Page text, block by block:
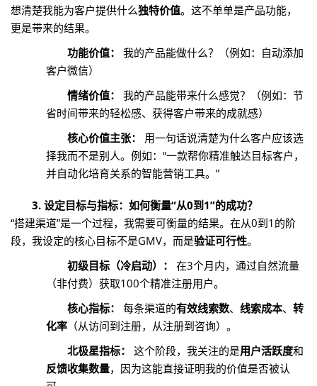
想清楚我能为客户提供什么独特价值。这不单单是产品功能，
更是带来的结果。
功能价值：
我的产品能做什么？（例如：自动添加
客户微信）
情绪价值：
我的产品能带来什么感觉？（例如：节
省时间带来的轻松感、获得客户带来的成就感）
核心价值主张：
用一句话说清楚为什么客户应该选
择我而不是别人。例如：“一款帮你精准触达目标客户，
并自动化培育关系的智能营销工具。”
3. 设定目标与指标：如何衡量“从0到1”的成功？
“搭建渠道”是一个过程，我需要可衡量的结果。在从0到1的阶
段，我设定的核心目标不是GMV，而是验证可行性。
初级目标（冷启动）：
在3个月内，通过自然流量
（非付费）获取100个精准注册用户。
核心指标：
每条渠道的有效线索数、 线索成本、 转
化率 （从访问到注册，从注册到咨询）。
北极星指标：
这个阶段，我关注的是用户活跃度和
反馈收集数量，因为这能直接证明我的价值是否被认